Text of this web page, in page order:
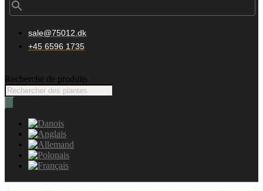
sale@75012.dk
+45 6596 1735
Recherche de produits